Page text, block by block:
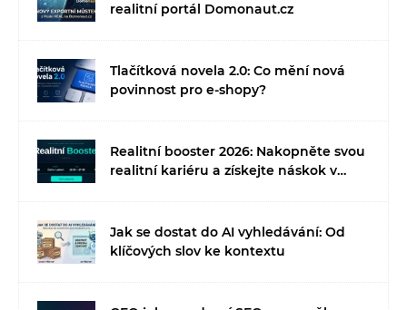
realitní portál Domonaut.cz
Tlačítková novela 2.0: Co mění nová
povinnost pro e-shopy?
Realitní booster 2026: Nakopněte svou
realitní kariéru a získejte náskok v
Jak se dostat do AI vyhledávání: Od
klíčových slov ke kontextu